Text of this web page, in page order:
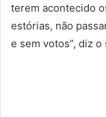
terem acontecido
estórias, não
e sem votos”, diz o